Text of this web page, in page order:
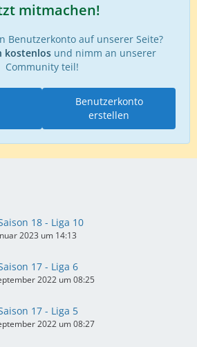
mitmachen!
Benutzerkonto auf unserer Seite?
kostenlos und nimm an unserer
Community teil!
Benutzerkonto
erstellen
18 - Liga 10
2023 um 14:13
17 - Liga 6
2022 um 08:25
17 - Liga 5
2022 um 08:27